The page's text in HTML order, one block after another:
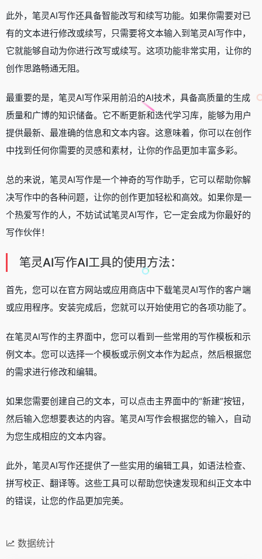
此外，笔灵AI写作还具备智能改写和续写功能。如果你需要对已
有的文本进行修改或续写，只需要将文本输入到笔灵AI写作中，
它就能够自动为你进行改写或续写。这项功能非常实用，让你的
创作思路畅通无阻。
最重要的是，笔灵AI写作采用前沿的AI技术，具备高质量的生成
质量和广博的知识储备。它不断更新和迭代学习库，能够为用户
提供最新、最准确的信息和文本内容。这意味着，你可以在创作
中找到任何你需要的灵感和素材，让你的作品更加丰富多彩。
总的来说，笔灵AI写作是一个神奇的写作助手，它可以帮助你解
决写作中的各种问题，让你的创作更加轻松和高效。如果你是一
个热爱写作的人，不妨试试笔灵AI写作，它一定会成为你最好的
写作伙伴！
笔灵AI写作AI工具的使用方法：
首先，您可以在官方网站或应用商店中下载笔灵AI写作的客户端
或应用程序。安装完成后，您就可以开始使用它的各项功能了。
在笔灵AI写作的主界面中，您可以看到一些常用的写作模板和示
例文本。您可以选择一个模板或示例文本作为起点，然后根据您
的需求进行修改和编辑。
如果您需要创建自己的文本，可以点击主界面中的“新建”按钮，
然后输入您想要表达的内容。笔灵AI写作会根据您的输入，自动
为您生成相应的文本内容。
此外，笔灵AI写作还提供了一些实用的编辑工具，如语法检查、
拼写校正、翻译等。这些工具可以帮助您快速发现和纠正文本中
的错误，让您的作品更加完美。
数据统计